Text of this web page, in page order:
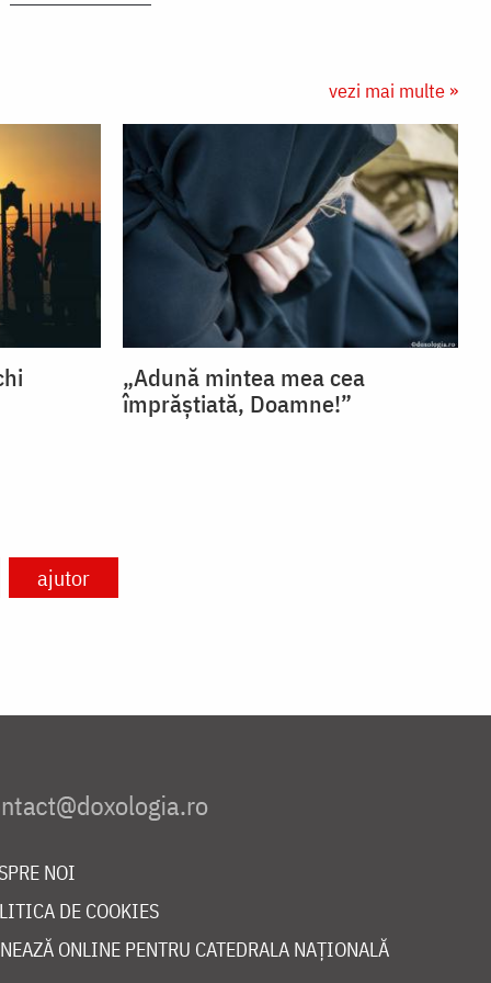
vezi mai multe »
„Adună mintea mea cea
împrăștiată, Doamne!”
ajutor
NOI
DE COOKIES
ONLINE PENTRU CATEDRALA NAȚIONALĂ